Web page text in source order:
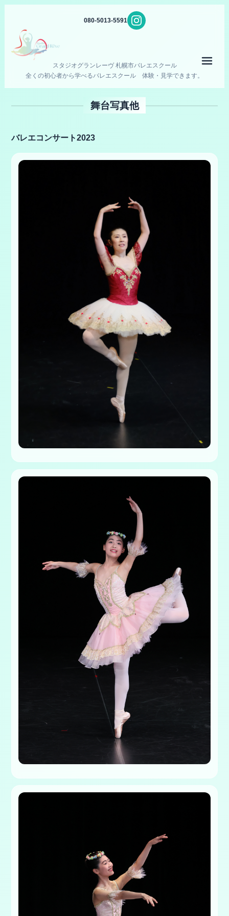
080-5013-5591
スタジオグランレーヴ 札幌市バレエスクール
全くの初心者から学べるバレエスクール 体験・見学できます。
舞台写真他
バレエコンサート2023